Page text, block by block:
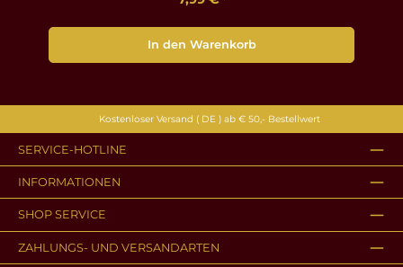
In den Warenkorb
Kostenloser Versand ( DE ) ab € 50,- Bestellwert
SERVICE-HOTLINE
INFORMATIONEN
SHOP SERVICE
ZAHLUNGS- UND VERSANDARTEN